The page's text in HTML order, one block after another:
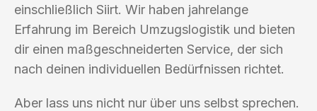
einschließlich Siirt. Wir haben jahrelange
Erfahrung im Bereich Umzugslogistik und bieten
dir einen maßgeschneiderten Service, der sich
nach deinen individuellen Bedürfnissen richtet.
Aber lass uns nicht nur über uns selbst sprechen.